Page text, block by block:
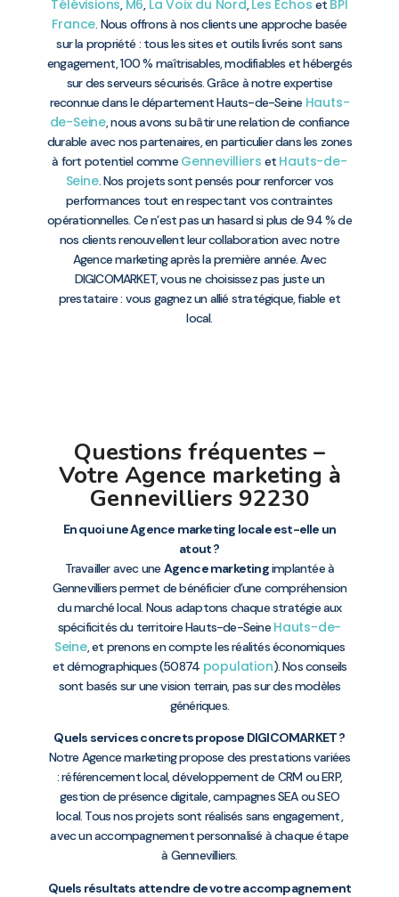
Télévisions, M6, La Voix du Nord,Les Échos et BPI
France. Nous offrons à nos clients une approche basée
sur la propriété : tous les sites et outils livrés sont sans
engagement, 100 % maîtrisables, modifiables et hébergés
sur des serveurs sécurisés. Grâce à notre expertise
reconnue dans le département Hauts-de-Seine Hauts-
de-Seine, nous avons su bâtir une relation de confiance
durable avec nos partenaires, en particulier dans les zones
à fort potentiel comme Gennevilliers et Hauts-de-
Seine. Nos projets sont pensés pour renforcer vos
performances tout en respectant vos contraintes
opérationnelles. Ce n’est pas un hasard si plus de 94 % de
nos clients renouvellent leur collaboration avec notre
Agence marketing après la première année. Avec
DIGICOMARKET, vous ne choisissez pas juste un
prestataire : vous gagnez un allié stratégique, fiable et
local.
Questions fréquentes –
Votre Agence marketing à
Gennevilliers 92230
En quoi une Agence marketing locale est-elle un
atout ?
Travailler avec une Agence marketingimplantée à
Gennevilliers permet de bénéficier d’une compréhension
du marché local. Nous adaptons chaque stratégie aux
spécificités du territoire Hauts-de-Seine Hauts-de-
Seine, et prenons en compte les réalités économiques
et démographiques (50874 population). Nos conseils
sont basés sur une vision terrain, pas sur des modèles
génériques.
Quels services concrets propose DIGICOMARKET ?
Notre Agence marketing propose des prestations variées
: référencement local, développement de CRM ou ERP,
gestion de présence digitale, campagnes SEA ou SEO
local. Tous nos projets sont réalisés sans engagement,
avec un accompagnement personnalisé à chaque étape
à Gennevilliers.
Quels résultats attendre de votre accompagnement